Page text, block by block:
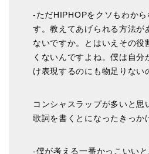
-ただHIPHOPをクソもわから
す。教えてあげられる方法が
ないですか。とはいえその役
くないんですよね。僕は自分
け表現するのにも物足りない
コンシャスラップが多いと思
歌詞を書くとになったきっか
-僕が考える一番かっこいい